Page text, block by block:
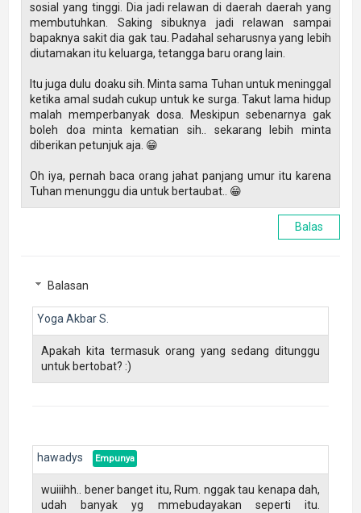
sosial yang tinggi. Dia jadi relawan di daerah daerah yang
membutuhkan. Saking sibuknya jadi relawan sampai
bapaknya sakit dia gak tau. Padahal seharusnya yang lebih
diutamakan itu keluarga, tetangga baru orang lain.
Itu juga dulu doaku sih. Minta sama Tuhan untuk meninggal
ketika amal sudah cukup untuk ke surga. Takut lama hidup
malah memperbanyak dosa. Meskipun sebenarnya gak
boleh doa minta kematian sih.. sekarang lebih minta
diberikan petunjuk aja. 😁
Oh iya, pernah baca orang jahat panjang umur itu karena
Tuhan menunggu dia untuk bertaubat.. 😁
Balas
Balasan
Yoga Akbar S.
Apakah kita termasuk orang yang sedang ditunggu
untuk bertobat? :)
hawadys
wuiiihh.. bener banget itu, Rum. nggak tau kenapa dah,
udah banyak yg mmebudayakan seperti itu.